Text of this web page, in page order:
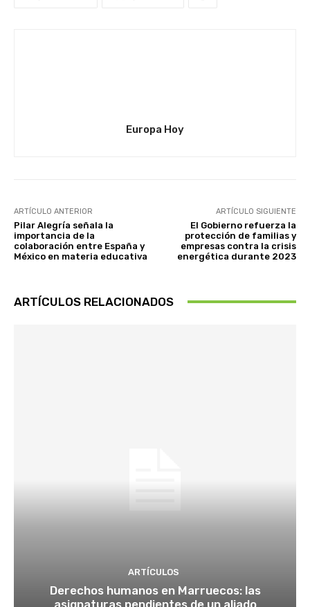
Europa Hoy
ARTÍCULO ANTERIOR
Pilar Alegría señala la
importancia de la
colaboración entre España y
México en materia educativa
ARTÍCULO SIGUIENTE
El Gobierno refuerza la
protección de familias y
empresas contra la crisis
energética durante 2023
ARTÍCULOS RELACIONADOS
ARTÍCULOS
Derechos humanos en Marruecos: las
asignaturas pendientes de un aliado